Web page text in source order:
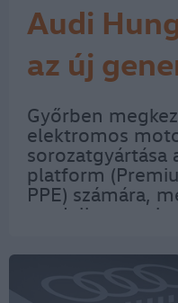
Audi
az új
Győrben
elektromos
platform
PPE) számára,
egy meglévő